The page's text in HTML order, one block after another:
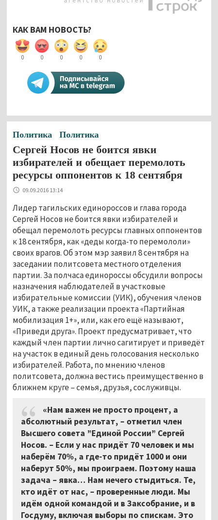
КАК ВАМ НОВОСТЬ?
0 0 0 0 0
Политика Политика
Сергей Носов не боится явки
избирателей и обещает перемолоть
ресурсы оппонентов к 18 сентября
09.09.2016 13:14
Лидер тагильских единороссов и глава города
Сергей Носов не боится явки избирателей и
обещал перемолоть ресурсы главных оппонентов
к 18 сентября, как «деды когда-то перемололи»
своих врагов. Об этом мэр заявил 8 сентября на
заседании политсовета местного отделения
партии. За полчаса единороссы обсудили вопросы
назначения наблюдателей в участковые
избирательные комиссии (УИК), обучения членов
УИК, а также реализации проекта «Партийная
мобилизация 1+», или, как его ещё называют,
«Приведи друга». Проект предусматривает, что
каждый член партии лично сагитирует и приведёт
на участок в единый день голосования несколько
избирателей. Работа, по мнению членов
политсовета, должна вестись преимущественно в
ближнем круге – семья, друзья, сослуживцы.
«Нам важен не просто процент, а
абсолютный результат, – отметил член
Высшего совета ”Единой России” Сергей
Носов. – Если у нас придёт 70 человек и мы
наберём 70%, а где-то придёт 1000 и они
наберут 50%, мы проиграем. Поэтому наша
задача – явка… Нам нечего стыдиться. Те,
кто идёт от нас, – проверенные люди. Мы
идём одной командой и в Заксобрание, и в
Госдуму, включая выборы по спискам. Это